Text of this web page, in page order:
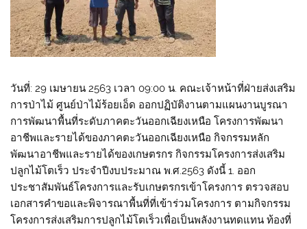
วันที่: 29 เมษายน 2563 เวลา 09:00 น. คณะเจ้าหน้าที่ฝ่ายส่งเสริม
การป่าไม้ ศูนย์ป่าไม้ร้อยเอ็ด ออกปฏิบัติงานตามแผนงานบูรณา
การพัฒนาพื้นที่ระดับภาคตะวันออกเฉียงเหนือ โครงการพัฒนา
อาชีพและรายได้ของภาคตะวันออกเฉียงเหนือ กิจกรรมหลัก
พัฒนาอาชีพและรายได้ของเกษตรกร กิจกรรมโครงการส่งเสริม
ปลูกไม้โตเร็ว ประจำปีงบประมาณ พ.ศ.2563 ดังนี้ 1. ออก
ประชาสัมพันธ์โครงการและรับเกษตรกรเข้าโครงการ ตรวจสอบ
เอกสารคำขอและพิจารณาพื้นที่ที่เข้าร่วมโครงการ ตามกิจกรรม
โครงการส่งเสริมการปลูกไม้โตเร็วเพื่อเป็นพลังงานทดแทน ท้องที่